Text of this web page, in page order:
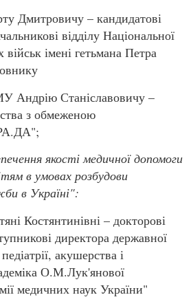
Дмитровичу – кандидатові
відділу Національної
військ імені гетьмана Петра
Станіславовичу –
з обмеженою
якості медичної допомоги
в умовах розбудови
в Україні":
Костянтинівні – докторові
директора державної
акушерства і
О.М.Лук'янової
медичних наук України"